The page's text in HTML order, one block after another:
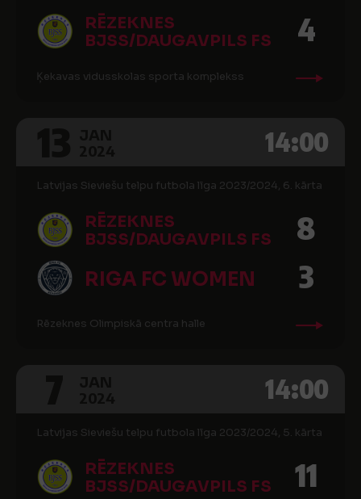
RĒZEKNES
BJSS/DAUGAVPILS FS
4
Ķekavas vidusskolas sporta komplekss
14:00
Latvijas Sieviešu telpu futbola līga 2023/2024, 6. kārta
RĒZEKNES
BJSS/DAUGAVPILS FS
8
RIGA FC WOMEN 3
Rēzeknes Olimpiskā centra halle
14:00
Latvijas Sieviešu telpu futbola līga 2023/2024, 5. kārta
RĒZEKNES
BJSS/DAUGAVPILS FS
11